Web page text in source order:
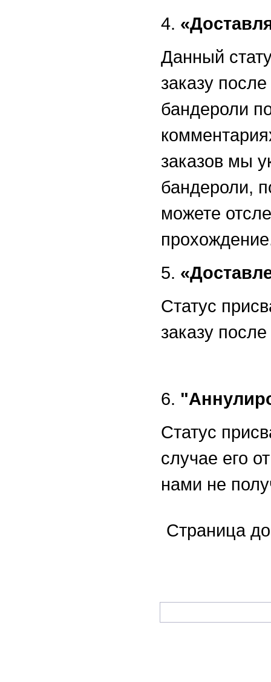
4.
Данный
заказу
бандероли
заказов мы
бандероли,
можете
5.
Статус
заказу
6.
Статус
случае его
нами не
Страница